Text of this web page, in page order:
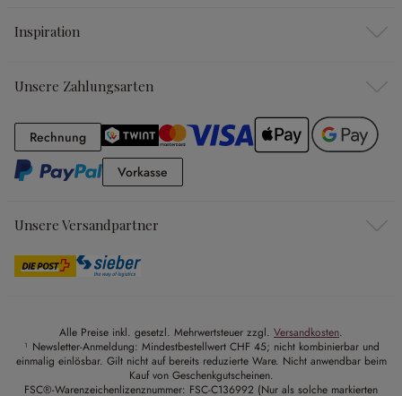
Inspiration
Unsere Zahlungsarten
RechnungRechnung
Vorkasse
Unsere Versandpartner
Alle Preise inkl. gesetzl. Mehrwertsteuer zzgl. Versandkosten.
¹ Newsletter-Anmeldung: Mindestbestellwert CHF 45; nicht kombinierbar und
einmalig einlösbar. Gilt nicht auf bereits reduzierte Ware. Nicht anwendbar beim
Kauf von Geschenkgutscheinen.
FSC®-Warenzeichenlizenznummer: FSC-C136992 (Nur als solche markierten